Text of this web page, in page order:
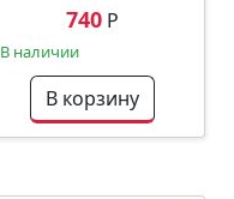
740 Р
В наличии
В корзину